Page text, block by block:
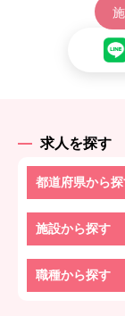
求人を探す
都道府県から
施設から探す
職種から探す